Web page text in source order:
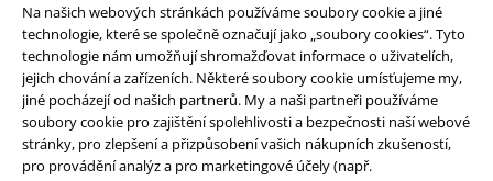
Na našich webových stránkách používáme soubory cookie a jiné
technologie, které se společně označují jako „soubory cookies“. Tyto
technologie nám umožňují shromažďovat informace o uživatelích,
jejich chování a zařízeních. Některé soubory cookie umísťujeme my,
jiné pocházejí od našich partnerů. My a naši partneři používáme
soubory cookie pro zajištění spolehlivosti a bezpečnosti naší webové
stránky, pro zlepšení a přizpůsobení vašich nákupních zkušeností,
pro provádění analýz a pro marketingové účely (např.
Stáhněte si novou EMP aplikaci zdarma a využijte všechny nové
funkce a výhody!